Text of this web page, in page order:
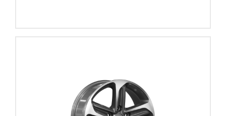
GSM10
Anthracite Polished Glossy